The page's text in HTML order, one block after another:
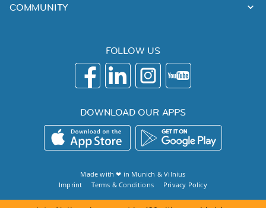
COMMUNITY
FOLLOW US
DOWNLOAD OUR APPS
Made with ❤ in Munich &Vilnius
Imprint
Terms & Conditions Privacy Policy